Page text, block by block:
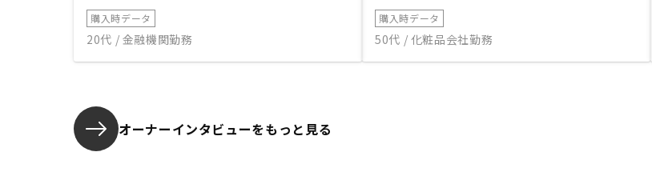
購入時データ
20代 / 金融機関勤務
購入時データ
50代 / 化粧品会社勤務
オーナーインタビューをもっと見る